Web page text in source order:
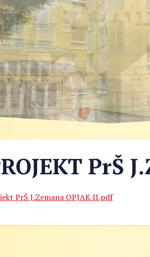
PrŠ
PrŠ J.Zemana OPJAK II.pdf